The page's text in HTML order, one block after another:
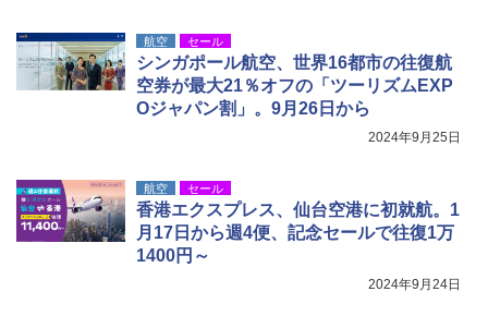
航空 セール
シンガポール航空、世界16都市の往復航
空券が最大21％オフの「ツーリズムEXP
Oジャパン割」。9月26日から
2024年9月25日
航空 セール
香港エクスプレス、仙台空港に初就航。1
月17日から週4便、記念セールで往復1万
1400円～
2024年9月24日